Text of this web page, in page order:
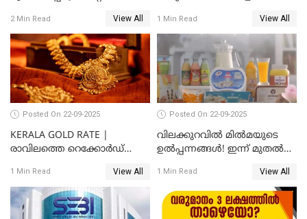
സുരക്ഷയില്ല!
2 Min Read View All 1 Min Read View All
Posted On 22-09-2025
KERALA GOLD RATE |
രാവിലത്തെ റെക്കോർഡ്
തവണ കൂടി; പവൻ വില
83,000 ലേക്ക്
1 Min Read View All
Posted On 22-09-2025
വിലക്കുറവിൽ മിൽമയുടെ
ഉൽപ്പന്നങ്ങൾ! ഇന്ന് മുതൽ
ഉപഭോക്താക്കൾക്ക്
1 Min Read View All